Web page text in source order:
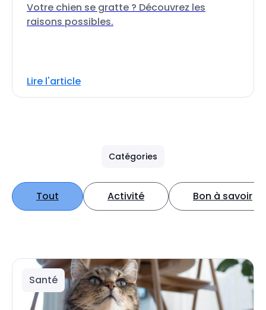
Votre chien se gratte ? Découvrez les
raisons possibles.
Lire l'article
Catégories
Tout Activité Bon à savoir
Santé